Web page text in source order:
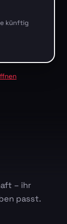
künftig
– ihr
passt.